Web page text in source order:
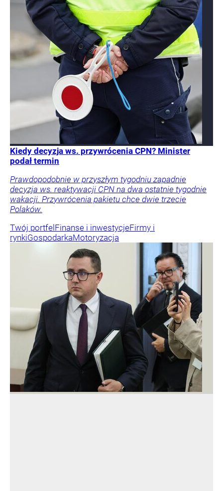
Kiedy decyzja ws. przywrócenia CPN? Minister
podał termin
Prawdopodobnie w przyszłym tygodniu zapadnie
decyzja ws. reaktywacji CPN na dwa ostatnie tygodnie
wakacji. Przywrócenia pakietu chce dwie trzecie
Polaków.
Twój portfelFinanse i inwestycjeFirmy i
rynkiGospodarkaMotoryzacja